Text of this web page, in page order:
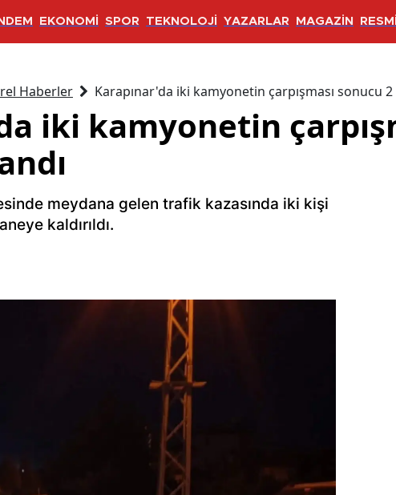
EKONOMİ SPOR TEKNOLOJİ YAZARLAR MAGAZİN
Haberler Karapınar'da iki kamyonetin çarpışması sonucu
iki kamyonetin
meydana gelen trafik kazasında iki kişi
kaldırıldı.